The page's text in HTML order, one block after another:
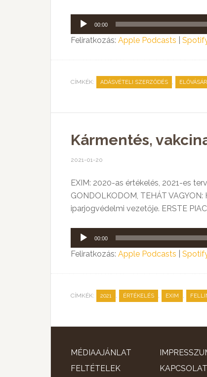
Audió
lejátszó
00:00
Feliratkozás: Apple Podcasts
CÍMKÉK: ADÁSVÉTELI SZERZŐDÉS ,
Kármentés,
2021-01-20
EXIM: 2020-as értékelés, 2021-es
GONDOLKODOM, TEHÁT
iparjogvédelmi vezetője. ERSTE
Audió
lejátszó
00:00
Feliratkozás: Apple Podcasts
CÍMKÉK: 2021 , ÉRTÉKELÉS , EXIM ,
MÉDIAAJÁNLAT
FELTÉTELEK
KAPCSOLAT